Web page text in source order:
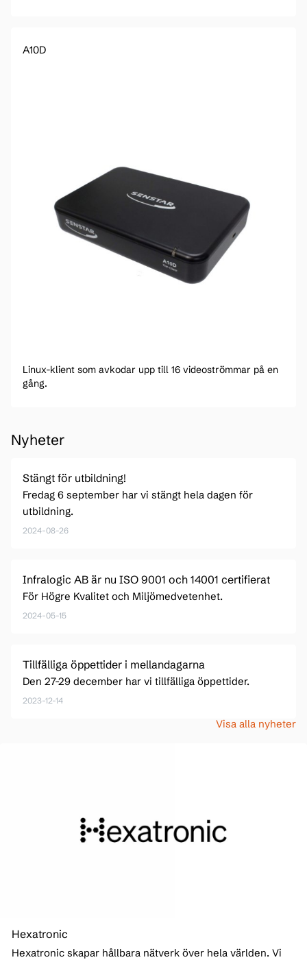
A10D
Linux-klient som avkodar upp till 16 videoströmmar på en
gång.
Nyheter
Stängt för utbildning!
Fredag 6 september har vi stängt hela dagen för
utbildning.
2024-08-26
Infralogic AB är nu ISO 9001 och 14001 certifierat
För Högre Kvalitet och Miljömedvetenhet.
2024-05-15
Tillfälliga öppettider i mellandagarna
Den 27-29 december har vi tillfälliga öppettider.
2023-12-14
Visa alla nyheter
Hexatronic
Hexatronic skapar hållbara nätverk över hela världen. Vi